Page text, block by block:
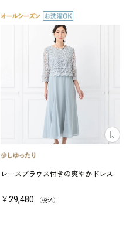
レースブラウス付きの爽やかドレス
￥29,480 （税込）